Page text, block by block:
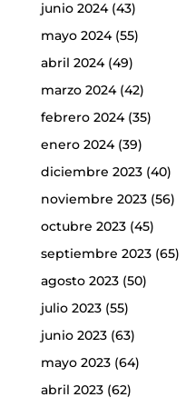
junio 2024(43)
mayo 2024(55)
abril 2024(49)
marzo 2024(42)
febrero 2024(35)
enero 2024(39)
diciembre 2023(40)
noviembre 2023(56)
octubre 2023(45)
septiembre 2023(65)
agosto 2023(50)
julio 2023(55)
junio 2023(63)
mayo 2023(64)
abril 2023(62)